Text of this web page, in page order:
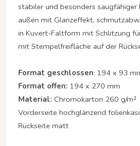
stabiler und besonders saugfähiger
außen mit Glanzeffekt,
in Kuvert-Faltform mit Schlitzung
mit Stempelfreifläche auf der
Format geschlossen: 194 x 93
Format offen: 194 x 270 mm
Material: Chromokarton 260 g/m²
Vorderseite hochglänzend
Rückseite matt